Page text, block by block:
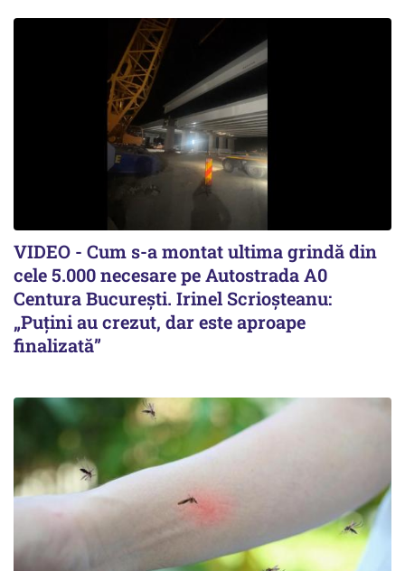
VIDEO - Cum s-a montat ultima grindă din
cele 5.000 necesare pe Autostrada A0
Centura București. Irinel Scrioșteanu:
„Puțini au crezut, dar este aproape
finalizată”